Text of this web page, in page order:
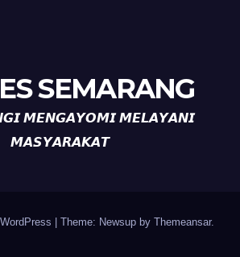
SEMARANG
𝙈𝙀𝙉𝙂𝘼𝙔𝙊𝙈𝙄 𝙈𝙀𝙇𝘼𝙔𝘼𝙉𝙄
𝙈𝘼𝙎𝙔𝘼𝙍𝘼𝙆𝘼𝙏
Theme: Newsup by Themeansar.